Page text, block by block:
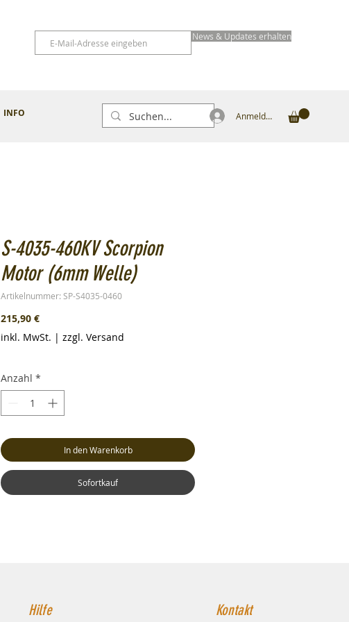
INFO
News & Updates erhalten
Anmelden
S-4035-460KV Scorpion
Motor (6mm Welle)
Artikelnummer: SP-S4035-0460
215,90 €Preis
inkl. MwSt. | zzgl. Versand
Anzahl *
In den Warenkorb
Sofortkauf
Hilfe Kontakt